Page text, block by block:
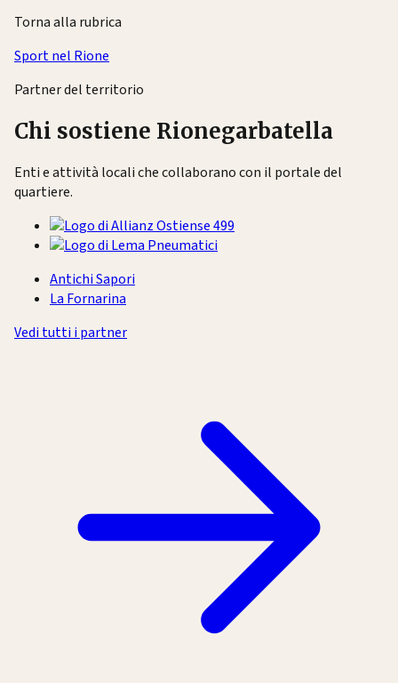
Torna alla rubrica
Sport nel Rione
Partner del territorio
Chi sostiene Rionegarbatella
Enti e attività locali che collaborano con il portale del
quartiere.
Antichi Sapori
La Fornarina
Vedi tutti i partner